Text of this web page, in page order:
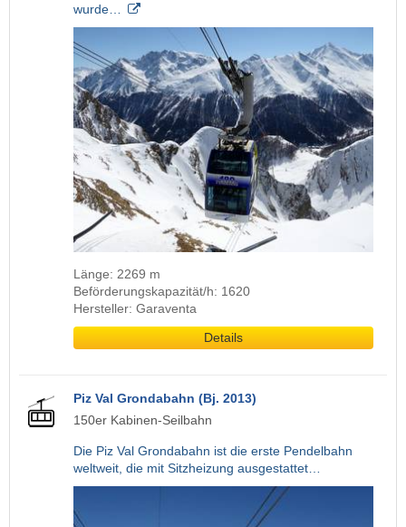
wurde…
Länge: 2269 m
Beförderungskapazität/h: 1620
Hersteller: Garaventa
Details
Piz Val Grondabahn (Bj. 2013)
150er Kabinen-Seilbahn
Die Piz Val Grondabahn ist die erste Pendelbahn
weltweit, die mit Sitzheizung ausgestattet…